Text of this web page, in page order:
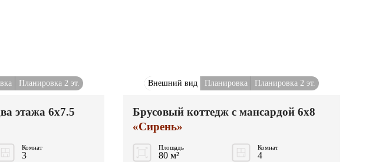
Планировка 2 эт.
этажа 6x7.5
Комнат
3
Внешний вид Планировка Планировка 2 эт.
Брусовый коттедж с мансардой 6x8
«Сирень»
Площадь
80 м²
Комнат
4